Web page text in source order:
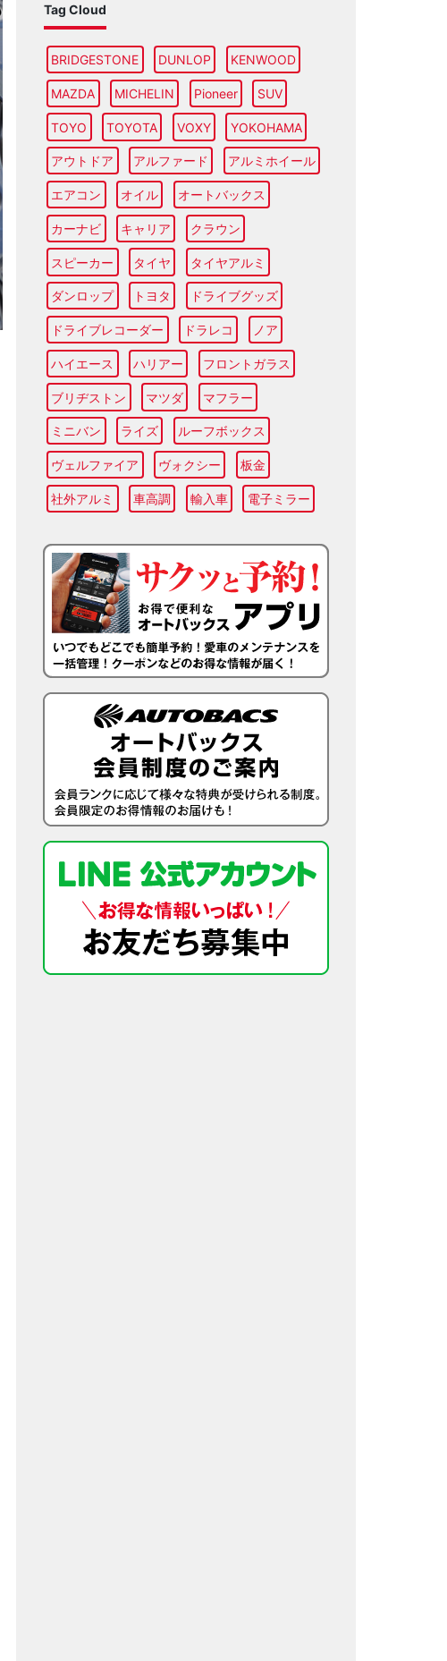
Tag Cloud
BRIDGESTONE DUNLOP KENWOOD
MAZDA MICHELIN Pioneer SUV
TOYO TOYOTA VOXY YOKOHAMA
アウトドア アルファード アルミホイール
エアコン オイル オートバックス
カーナビ キャリア クラウン
スピーカー タイヤ タイヤアルミ
ダンロップ トヨタ ドライブグッズ
ドライブレコーダー ドラレコ ノア
ハイエース ハリアー フロントガラス
ブリヂストン マツダ マフラー
ミニバン ライズ ルーフボックス
ヴェルファイア ヴォクシー 板金
社外アルミ 車高調 輸入車 電子ミラー